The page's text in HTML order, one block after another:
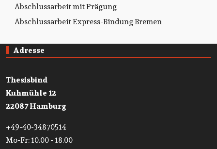
Abschlussarbeit mit Prägung
Abschlussarbeit Express-Bindung Bremen
Adresse
Thesisbind
Kuhmühle 12
22087 Hamburg
+49-40-34870514
Mo-Fr: 10.00 - 18.00